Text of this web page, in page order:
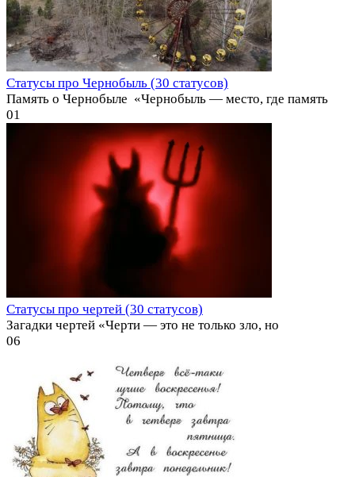
Статусы про Чернобыль (30 статусов)
Память о Чернобыле ️ «Чернобыль — место, где память
01
Статусы про чертей (30 статусов)
Загадки чертей «Черти — это не только зло, но
06